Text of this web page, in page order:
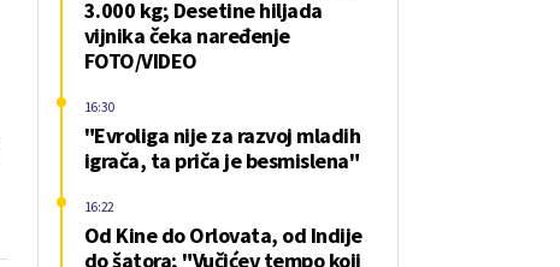
3.000 kg; Desetine hiljada
vijnika čeka naređenje
FOTO/VIDEO
"Evroliga nije za razvoj mladih
igrača, ta priča je besmislena"
16:30
Od Kine do Orlovata, od Indije
do šatora; "Vučićev tempo koji
16:22